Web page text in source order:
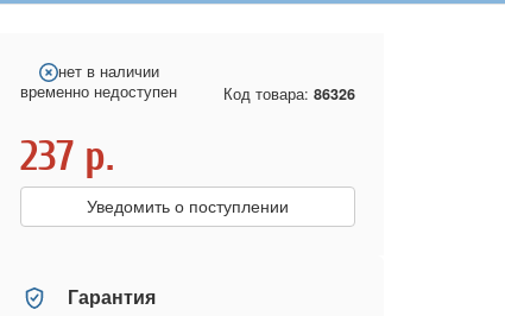
нет в наличии
временно недоступен
Код товара: 86326
237 р.
Уведомить о поступлении
Гарантия